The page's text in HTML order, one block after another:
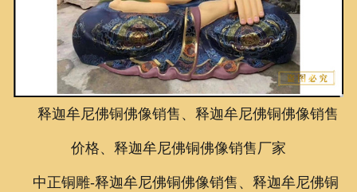
联系我们
释迦牟尼佛铜佛像销售、释迦牟尼佛铜佛像销售
价格、释迦牟尼佛铜佛像销售厂家
中正铜雕-释迦牟尼佛铜佛像销售、释迦牟尼佛铜